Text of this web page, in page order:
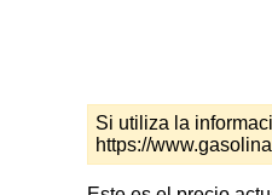
Si utiliza la
https://